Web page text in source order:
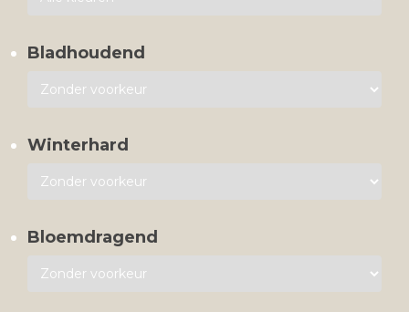
Bladhoudend
Winterhard
Bloemdragend